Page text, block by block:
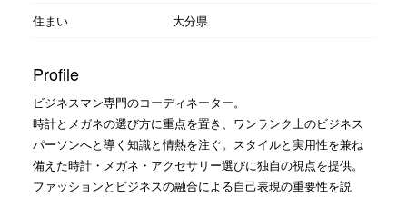
住まい
大分県
Profile
ビジネスマン専門のコーディネーター。
時計とメガネの選び方に重点を置き、ワンランク上のビジネス
パーソンへと導く知識と情熱を注ぐ。スタイルと実用性を兼ね
備えた時計・メガネ・アクセサリー選びに独自の視点を提供。
ファッションとビジネスの融合による自己表現の重要性を説